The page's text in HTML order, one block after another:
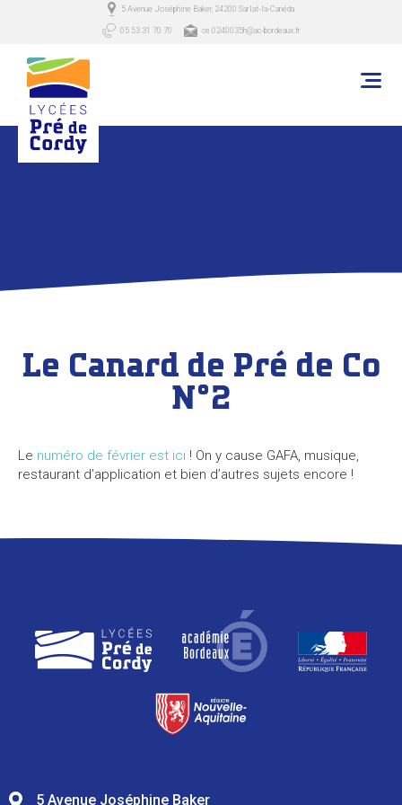
5 Avenue Joséphine Baker, 24200 Sarlat-la-Canéda
05 53 31 70 70 ce.0240035h@ac-bordeaux.fr
Le Canard de Pré de Co
N°2
Le numéro de février est ici ! On y cause GAFA, musique,
restaurant d’application et bien d’autres sujets encore !
5 Avenue Joséphine Baker